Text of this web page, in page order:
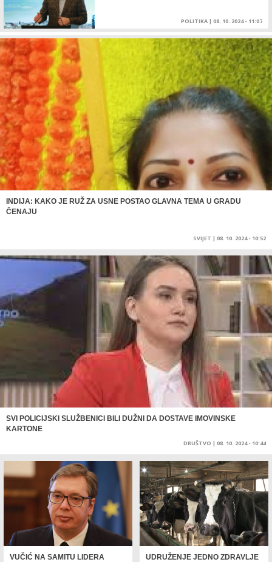
POLITIKA | 08. 10. 2024 - 11:07
INDIJA: KAKO JE RUŽ ZA USNE POSTAO GLAVNA TEMA U GRADU
ČENAJU
SVIJET | 08. 10. 2024 - 10:52
SVI POLICIJSKI SLUŽBENICI BILI DUŽNI DA DOSTAVE IMOVINSKE
KARTONE
DRUŠTVO | 08. 10. 2024 - 10:44
VUČIĆ NA SAMITU LIDERA
UDRUŽENJE JEDNO ZDRAVLJE